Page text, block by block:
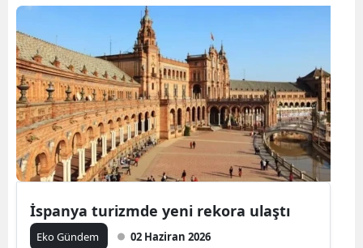
İspanya turizmde yeni rekora ulaştı
Eko Gündem 02 Haziran 2026